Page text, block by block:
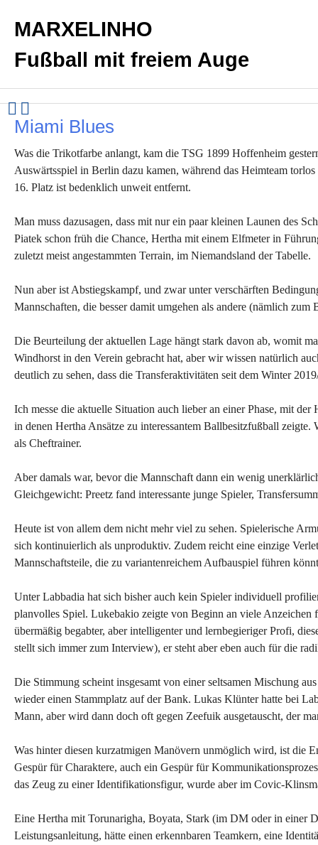
MARXELINHO
Fußball mit freiem Auge
Miami Blues
Was die Trikotfarbe anlangt, kam die TSG 1899 Hoffenheim
Auswärtsspiel in Berlin dazu kamen, während das Heimteam
16. Platz ist bedenklich unweit entfernt.
Man muss dazusagen, dass mit nur ein paar kleinen Launen des
Piatek schon früh die Chance, Hertha mit einem Elfmeter in
zuletzt meist angestammten Terrain, im Niemandsland der Tabelle.
Nun aber ist Abstiegskampf, und zwar unter verschärften
Mannschaften, die besser damit umgehen als andere (nämlich
Die Beurteilung der aktuellen Lage hängt stark davon ab, womit
Windhorst in den Verein gebracht hat, aber wir wissen natürlich
deutlich zu sehen, dass die Transferaktivitäten seit dem Winter
Ich messe die aktuelle Situation auch lieber an einer Phase, mit
in denen Hertha Ansätze zu interessantem Ballbesitzfußball
als Cheftrainer.
Aber damals war, bevor die Mannschaft dann ein wenig
Gleichgewicht: Preetz fand interessante junge Spieler,
Heute ist von allem dem nicht mehr viel zu sehen. Spielerische
sich kontinuierlich als unproduktiv. Zudem reicht eine einzige
Mannschaftsteile, die zu variantenreichem Aufbauspiel führen
Unter Labbadia hat sich bisher auch kein Spieler individuell
planvolles Spiel. Lukebakio zeigte von Beginn an viele
übermäßig begabter, aber intelligenter und lernbegieriger Profi,
stellt sich immer zum Interview), er steht aber eben auch für die
Die Stimmung scheint insgesamt von einer seltsamen Mischung
wieder einen Stammplatz auf der Bank. Lukas Klünter hatte bei
Mann, aber wird dann doch oft gegen Zeefuik ausgetauscht, der
Was hinter diesen kurzatmigen Manövern unmöglich wird, ist die
Gespür für Charaktere, auch ein Gespür für
das Zeug zu einer Identifikationsfigur, wurde aber im Covic-
Eine Hertha mit Torunarigha, Boyata, Stark (im DM oder in einer
Leistungsanleitung, hätte einen erkennbaren Teamkern, eine